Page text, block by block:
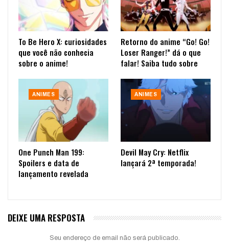
To Be Hero X: curiosidades
que você não conhecia
sobre o anime!
Retorno do anime “Go! Go!
Loser Ranger!” dá o que
falar! Saiba tudo sobre
ANIMES
One Punch Man 199:
Spoilers e data de
lançamento revelada
ANIMES
Devil May Cry: Netflix
lançará 2ª temporada!
DEIXE UMA RESPOSTA
Seu endereço de email não será publicado.